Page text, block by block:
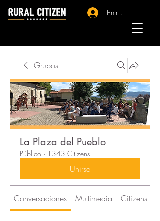
Entrar - Registro
Grupos
La Plaza del Pueblo
Público · 1343 Citizens
Unirse
Conversaciones Multimedia Citizens